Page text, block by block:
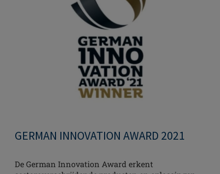
GERMAN INNOVATION AWARD 2021
De German Innovation Award erkent